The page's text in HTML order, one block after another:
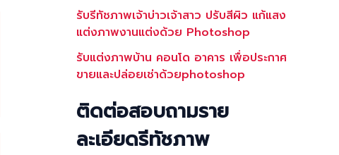
รับรีทัชภาพเจ้าบ่าวเจ้าสาว ปรับสีผิว แก้แสง
แต่งภาพงานแต่งด้วย Photoshop
รับแต่งภาพบ้าน คอนโด อาคาร เพื่อประกาศ
ขายและปล่อยเช่าด้วยphotoshop
ติดต่อสอบถามราย
ละเอียดรีทัชภาพ